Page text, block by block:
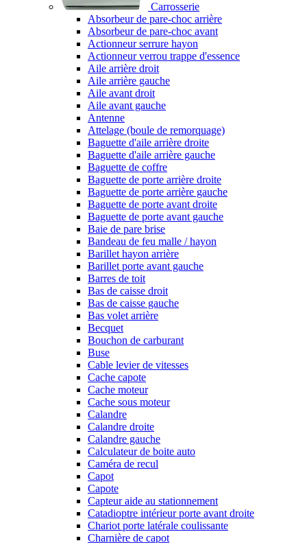
Carrosserie
Absorbeur de pare-choc arrière
Absorbeur de pare-choc avant
Actionneur serrure hayon
Actionneur verrou trappe d'essence
Aile arrière droit
Aile arrière gauche
Aile avant droit
Aile avant gauche
Antenne
Attelage (boule de remorquage)
Baguette d'aile arrière droite
Baguette d'aile arrière gauche
Baguette de coffre
Baguette de porte arrière droite
Baguette de porte arrière gauche
Baguette de porte avant droite
Baguette de porte avant gauche
Baie de pare brise
Bandeau de feu malle / hayon
Barillet hayon arrière
Barillet porte avant gauche
Barres de toit
Bas de caisse droit
Bas de caisse gauche
Bas volet arrière
Becquet
Bouchon de carburant
Buse
Cable levier de vitesses
Cache capote
Cache moteur
Cache sous moteur
Calandre
Calandre droite
Calandre gauche
Calculateur de boite auto
Caméra de recul
Capot
Capote
Capteur aide au stationnement
Catadioptre intérieur porte avant droite
Chariot porte latérale coulissante
Charnière de capot